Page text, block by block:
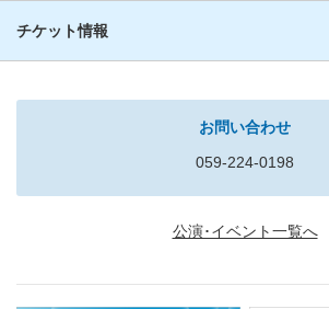
チケット情報
お問い合わせ
059-224-0198
公演･イベント一覧へ